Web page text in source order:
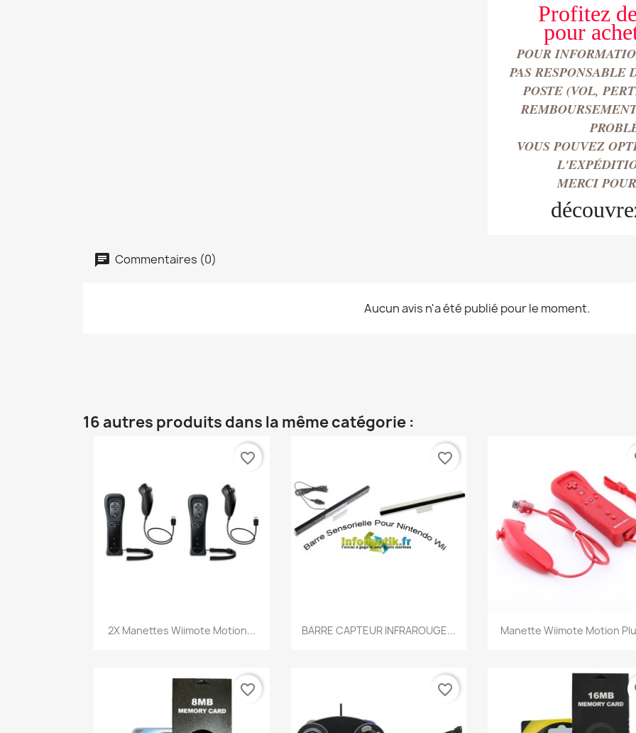
Profitez
pour
POUR
PAS RESPONSABLE
POSTE (VOL,
VOUS POUVEZ
MERCI
Commentaires (0)
Aucun avis n'a été publié pour le moment.
16 autres produits dans la même catégorie :
Aperçu rapide
2X Manettes Wiimote Motion...
favorite_border
Aperçu rapide
BARRE CAPTEUR INFRAROUGE...
favorite_border
Aperçu rapide
Manette Wiimote Motion
favorite_border favorite_border